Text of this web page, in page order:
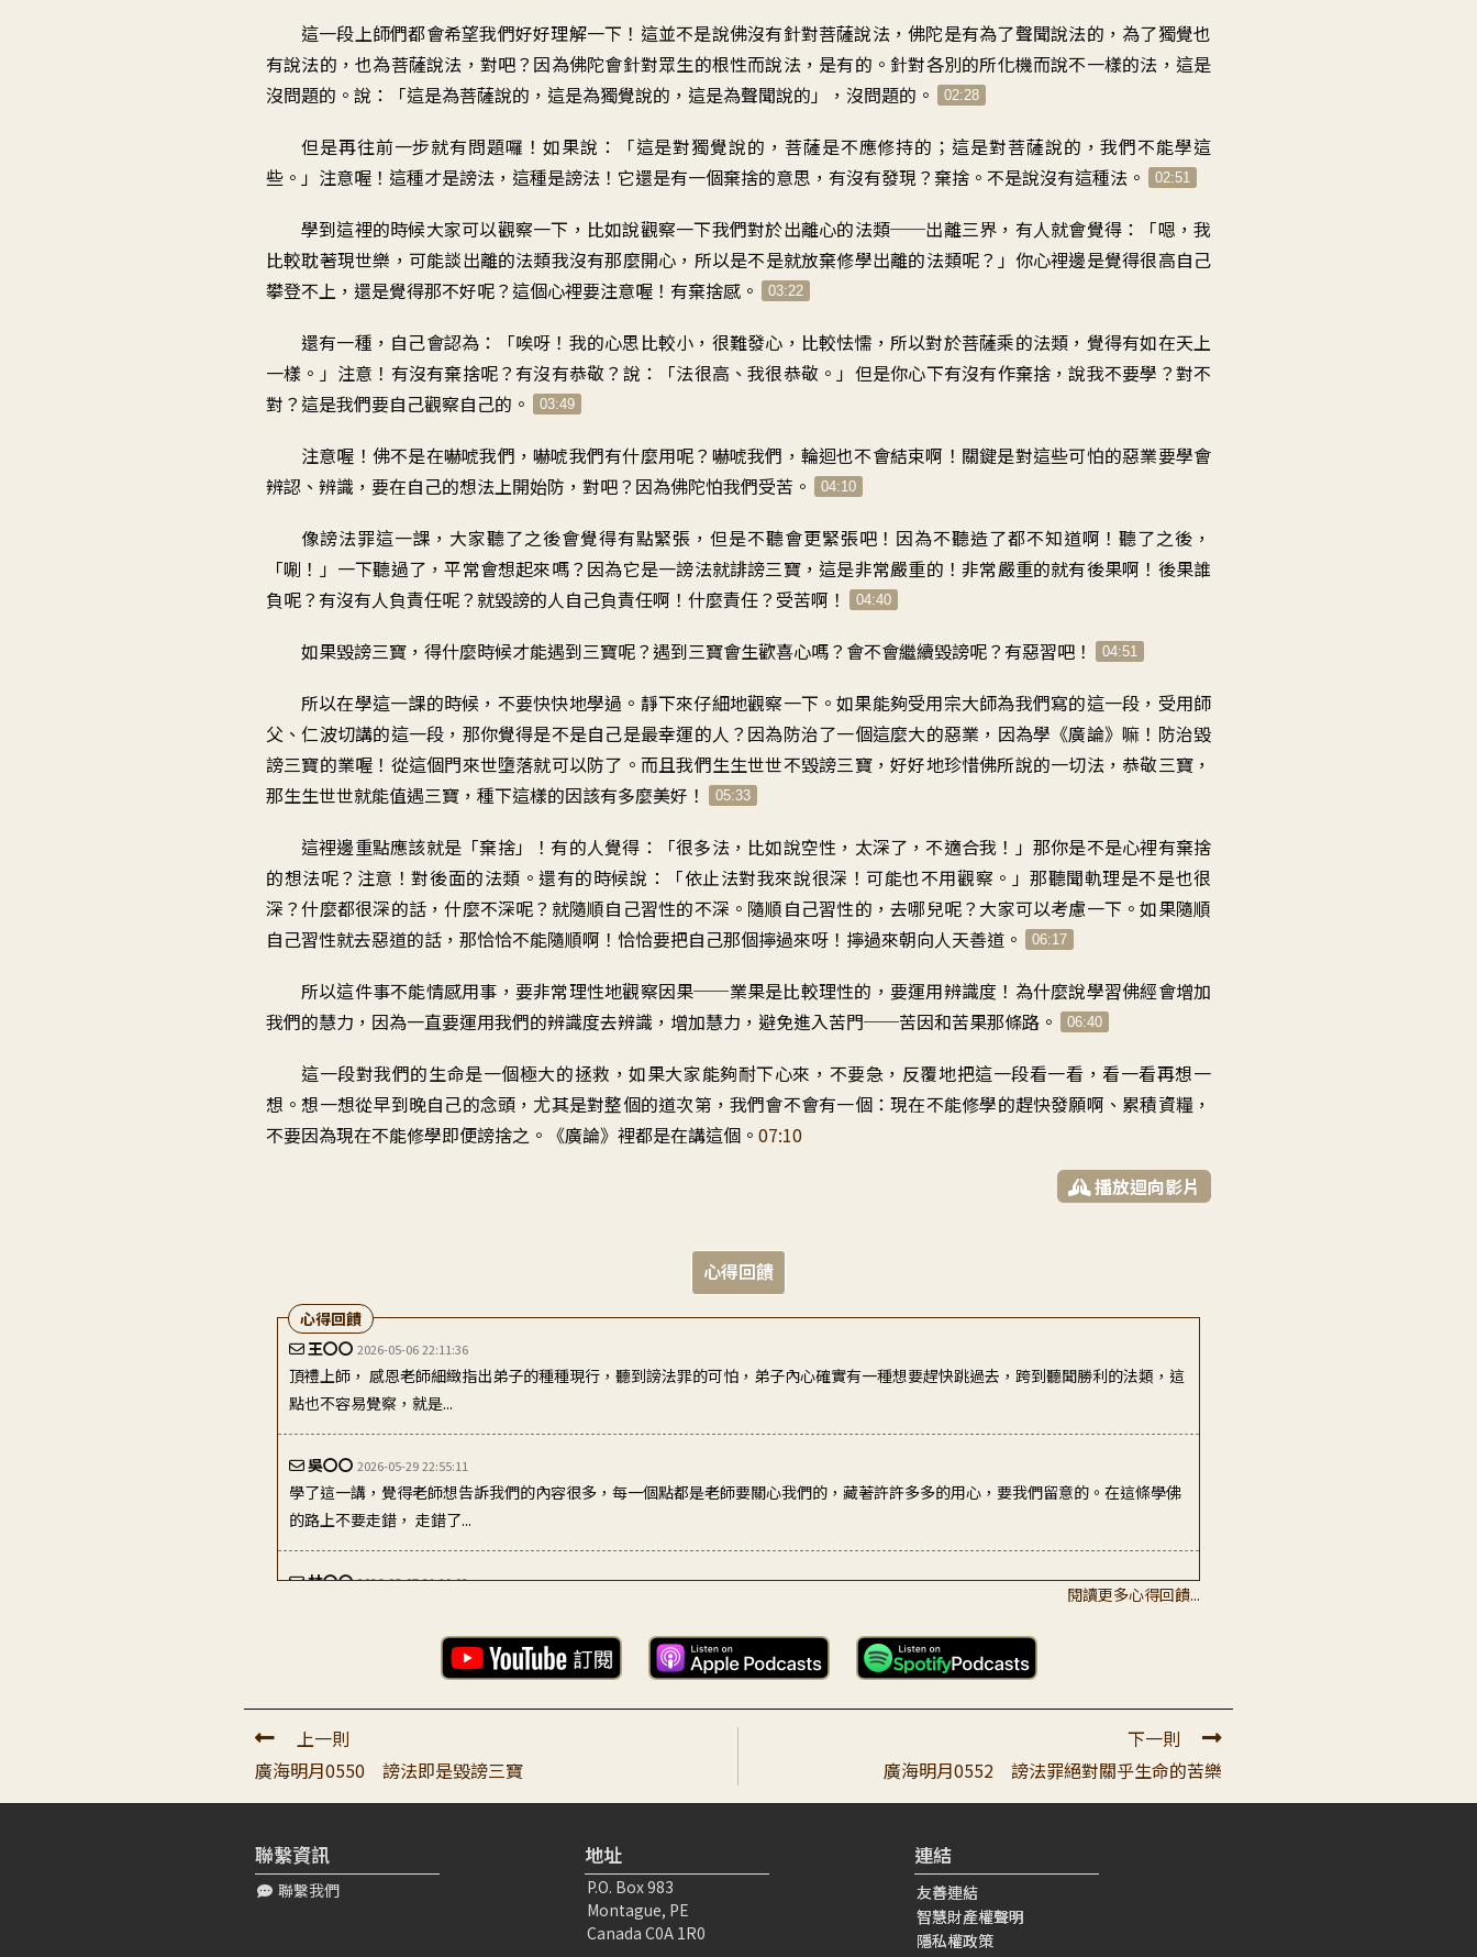
這一段上師們都會希望我們好好理解一下 ！ 這並不是說佛沒有針對菩薩說法，佛陀是有為了聲聞說法的 ， 為了獨覺也
有說法的 ，也為菩薩說法，對吧？ 因為佛陀會針對眾生的根性而說法， 是有的 。 針對各別的所化機而說不一樣的法 ， 這是
沒問題的 。 說：「這是為菩薩說的 ， 這是為獨覺說的 ， 這是為聲聞說的」， 沒問題的 。 02:28
但是再往前一步就有問題囉 ！ 如果說：「這是對獨覺說的 ， 菩薩是不應修持的 ； 這是對菩薩說的 ，我們不能學這
些 。」 注意喔 ！ 這種才是謗法 ， 這種是謗法 ！ 它還是有一個棄捨的意思 ， 有沒有發現 ？棄捨 。 不是說沒有這種法 。 02:51
學到這裡的時候大家可以觀察一下 ， 比如說觀察一下我們對於出離心的法類──出離三界 ， 有人就會覺得 ：「嗯，我
比較耽著現世樂 ， 可能談出離的法類我沒有那麼開心 ， 所以是不是就放棄修學出離的法類呢？」 你心裡邊是覺得很高自己
攀登不上 ， 還是覺得那不好呢？ 這個心裡要注意喔 ！ 有棄捨感 。 03:22
還有一種 ， 自己會認為：「唉呀 ！ 我的心思比較小 ， 很難發心，比較怯懦 ， 所以對於菩薩乘的法類 ， 覺得有如在天上
一樣 。」 注意！有沒有棄捨呢？ 有沒有恭敬？ 說 ：「法很高、我很恭敬 。」 但是你心下有沒有作棄捨 ，說我不要學 ？對不
對？這是我們要自己觀察自己的 。 03:49
注意喔！佛不是在嚇唬我們 ，嚇唬我們有什麼用呢？ 嚇唬我們，輪迴也不會結束啊 ！ 關鍵是對這些可怕的惡業要學會
辨認、辨識 ， 要在自己的想法上開始防 ， 對吧？因為佛陀怕我們受苦 。 04:10
像謗法罪這一課 ， 大家聽了之後會覺得有點緊張 ，但是不聽會更緊張吧 ！ 因為不聽造了都不知道啊 ！聽了之後 ，
「唰！」一下聽過了 ，平常會想起來嗎？ 因為它是一謗法就誹謗三寶， 這是非常嚴重的 ！非常嚴重的就有後果啊 ！ 後果誰
負呢？ 有沒有人負責任呢？就毀謗的人自己負責任啊 ！ 什麼責任？ 受苦啊 ！ 04:40
如果毀謗三寶 ， 得什麼時候才能遇到三寶呢？遇到三寶會生歡喜心嗎？ 會不會繼續毀謗呢？ 有惡習吧 ！ 04:51
所以在學這一課的時候 ， 不要快快地學過 。 靜下來仔細地觀察一下 。如果能夠受用宗大師為我們寫的這一段 ， 受用師
父、仁波切講的這一段 ， 那你覺得是不是自己是最幸運的人 ？ 因為防治了一個這麼大的惡業 ， 因為學《廣論》嘛 ！ 防治毀
謗三寶的業喔 ！ 從這個門來世墮落就可以防了 。 而且我們生生世世不毀謗三寶，好好地珍惜佛所說的一切法，恭敬三寶 ，
那生生世世就能值遇三寶 ， 種下這樣的因該有多麼美好 ！ 05:33
這裡邊重點應該就是 「棄捨」！ 有的人覺得 ：「很多法，比如說空性 ， 太深了 ， 不適合我 ！」 那你是不是心裡有棄捨
的想法呢？ 注意 ！對後面的法類 。還有的時候說 ：「依止法對我來說很深 ！ 可能也不用觀察 。」那聽聞軌理是不是也很
深 ？什麼都很深的話 ，什麼不深呢？ 就隨順自己習性的不深 。 隨順自己習性的，去哪兒呢？ 大家可以考慮一下 。如果隨順
自己習性就去惡道的話 ， 那恰恰不能隨順啊 ！ 恰恰要把自己那個擰過來呀 ！ 擰過來朝向人天善道 。 06:17
所以這件事不能情感用事 ， 要非常理性地觀察因果──業果是比較理性的 ， 要運用辨識度 ！ 為什麼說學習佛經會增加
我們的慧力 ， 因為一直要運用我們的辨識度去辨識 ， 增加慧力 ， 避免進入苦門──苦因和苦果那條路 。 06:40
這一段對我們的生命是一個極大的拯救 ，如果大家能夠耐下心來 ， 不要急 ， 反覆地把這一段看一看 ，看一看再想一
想 。想一想從早到晚自己的念頭 ， 尤其是對整個的道次第 ，我們會不會有一個：現在不能修學的趕快發願啊 、 累積資糧 ，
不要因為現在不能修學即便謗捨之 。《廣論》裡都是在講這個 。 07:10
播放迴向影片
心得回饋
王〇〇 2026-05-06 22:11:36
頂禮上師， 感恩老師細緻指出弟子的種種現行，聽到謗法罪的可怕，弟子內心確實有一種想要趕快跳過去，跨到聽聞勝利的法類，這
點也不容易覺察，就是...
吳〇〇 2026-05-29 22:55:11
學了這一講，覺得老師想告訴我們的內容很多，每一個點都是老師要關心我們的，藏著許許多多的用心，要我們留意的。在這條學佛
的路上不要走錯， 走錯了...
林〇〇2026-05-07 21:19:02
頂禮大寶恩師： 聆聽您的開示有如春雷，驚醒沉睡中的弟子，原來弟子如此輕易即能造下謗法惡業，生生世世沉淪惡趣無法出離。至
誠感恩上師為弟子說法...
頂禮真如老師： 今天早上上班前一上線就看到新的一講《廣海明月》，馬上聽了一次，下班回家後，又再聽了一次。弟子的心得是：
觀察自己的內心很重要...
頂禮老師： 感恩老師為我們諄諄教誨，怕我們走錯了路，時刻叮囑我們小心慎微防止謗法罪。確實很多時候沒有深入經典不明白佛陀
的密意，不經意間真的...
心得回饋
閱讀更多心得回饋...
上一則
廣海明月0550 謗法即是毀謗三寶
下一則
廣海明月0552 謗法罪絕對關乎生命的苦樂
聯繫資訊
聯繫我們
地址
P.O. Box 983
Montague, PE
Canada C0A 1R0
連結
友善連結
智慧財產權聲明
隱私權政策